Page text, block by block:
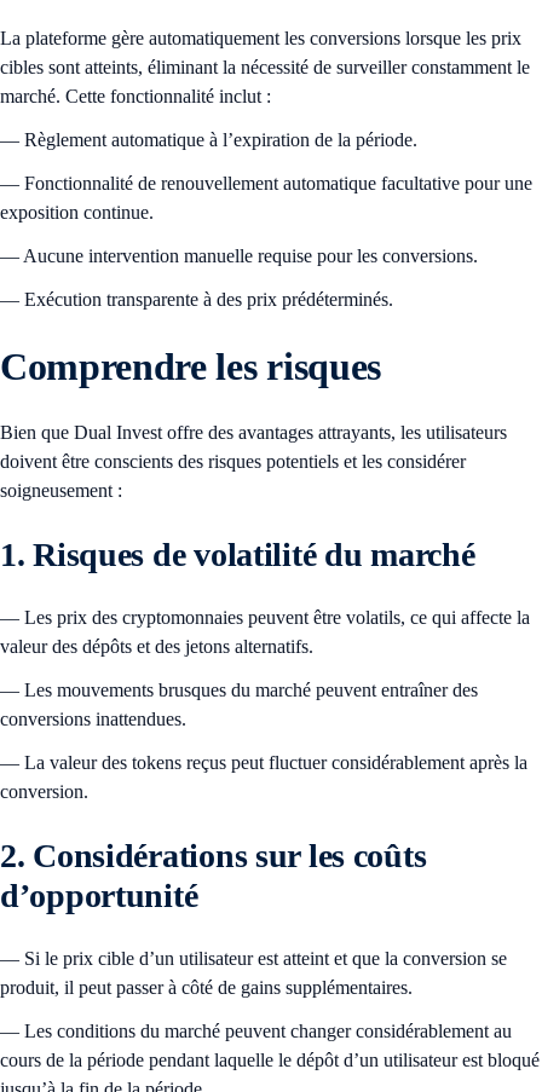
La plateforme gère automatiquement les conversions lorsque les prix
cibles sont atteints, éliminant la nécessité de surveiller constamment le
marché. Cette fonctionnalité inclut :
— Règlement automatique à l’expiration de la période.
— Fonctionnalité de renouvellement automatique facultative pour une
exposition continue.
— Aucune intervention manuelle requise pour les conversions.
— Exécution transparente à des prix prédéterminés.
Comprendre les risques
Bien que Dual Invest offre des avantages attrayants, les utilisateurs
doivent être conscients des risques potentiels et les considérer
soigneusement :
1. Risques de volatilité du marché
— Les prix des cryptomonnaies peuvent être volatils, ce qui affecte la
valeur des dépôts et des jetons alternatifs.
— Les mouvements brusques du marché peuvent entraîner des
conversions inattendues.
— La valeur des tokens reçus peut fluctuer considérablement après la
conversion.
2. Considérations sur les coûts
d’opportunité
— Si le prix cible d’un utilisateur est atteint et que la conversion se
produit, il peut passer à côté de gains supplémentaires.
— Les conditions du marché peuvent changer considérablement au
cours de la période pendant laquelle le dépôt d’un utilisateur est bloqué